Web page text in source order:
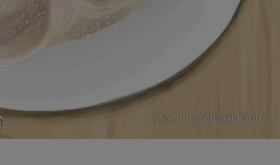
Foto: Julia Schweikhardt